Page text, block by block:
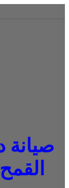
صيانة
القمح 01010916814